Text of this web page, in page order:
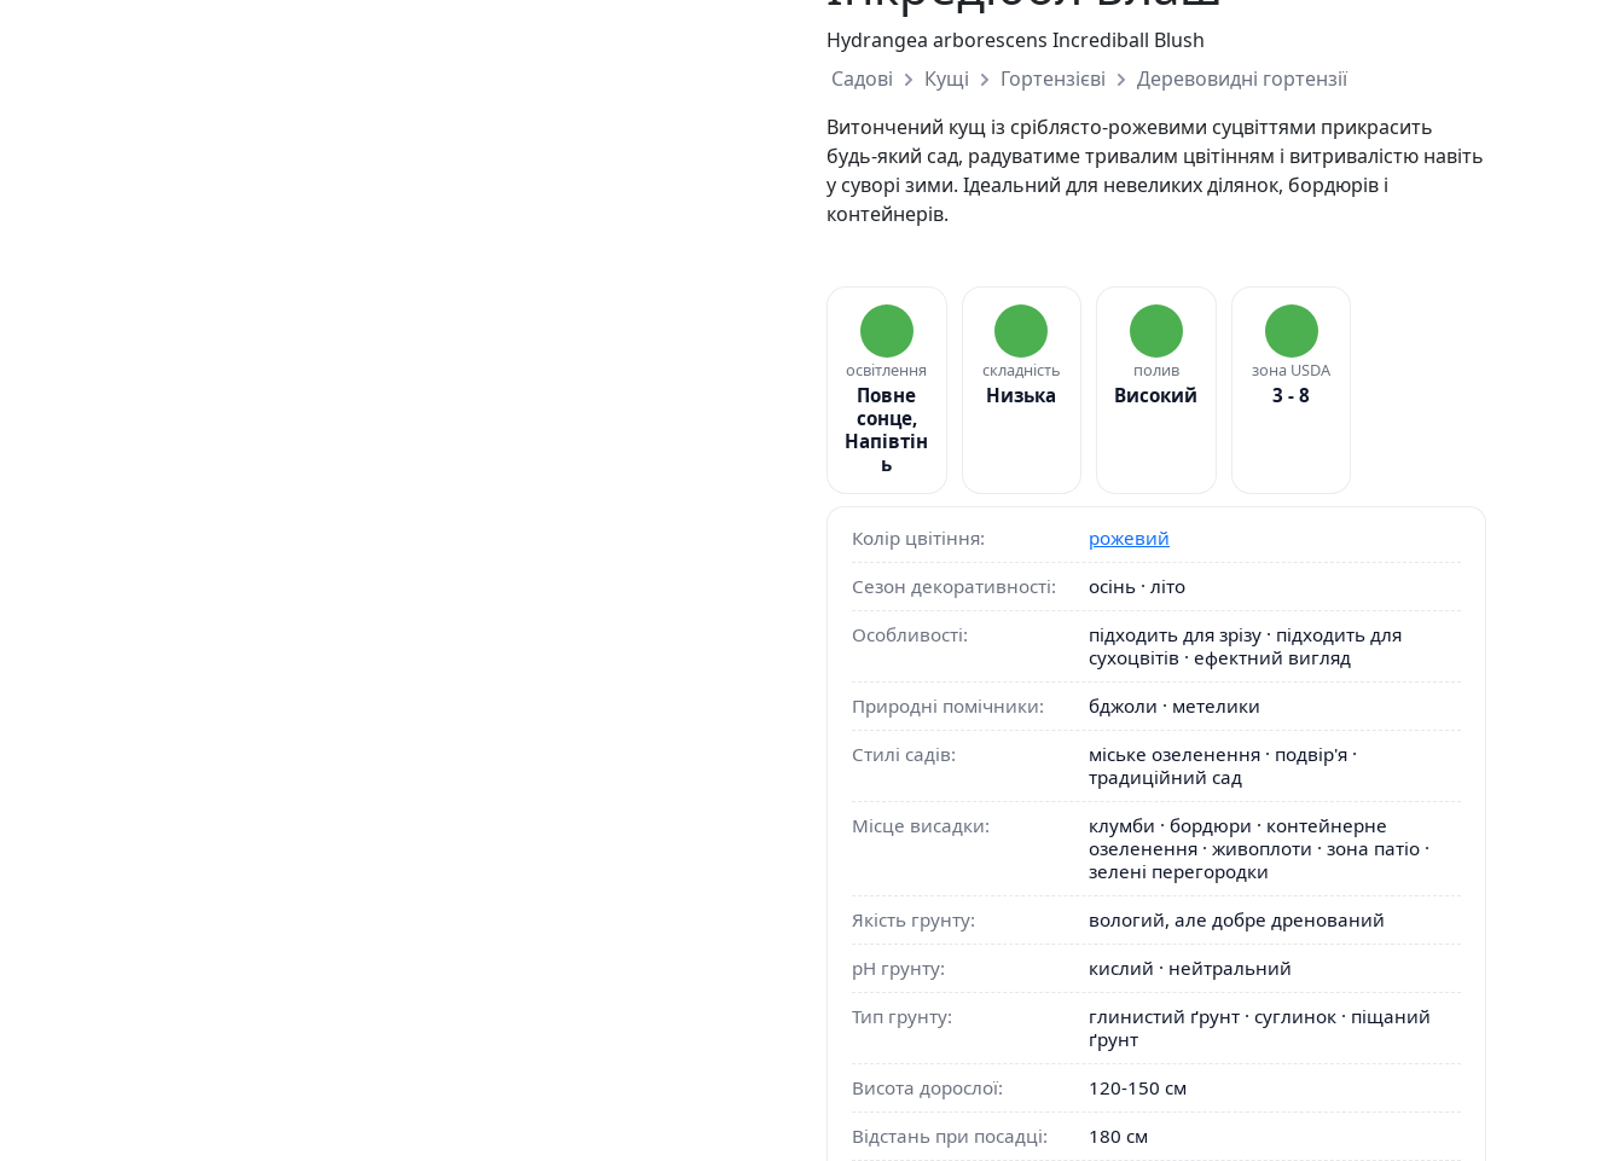
Hydrangea arborescens Incrediball Blush
Садові
Кущі Гортензієві
Деревовидні гортензії
Витончений кущ із сріблясто-рожевими суцвіттями прикрасить
будь-який сад, радуватиме тривалим цвітінням і витривалістю навіть
у суворі зими. Ідеальний для невеликих ділянок, бордюрів і
контейнерів.
освітлення
Повне
сонце,
Напівтін
ь
складність
Низька
полив
Високий
зона USDA
3 - 8
Колір цвітіння:
рожевий
Сезон декоративності:
осінь · літо
Особливості:
підходить для зрізу · підходить для
сухоцвітів · ефектний вигляд
Природні помічники:
бджоли · метелики
Стилі садів:
міське озеленення · подвір'я ·
традиційний сад
Місце висадки:
клумби · бордюри · контейнерне
озеленення · живоплоти · зона патіо ·
зелені перегородки
Якість грунту:
вологий, але добре дренований
pH грунту:
кислий · нейтральний
Тип грунту:
глинистий ґрунт · суглинок · піщаний
ґрунт
Висота дорослої:
120-150 см
Відстань при посадці:
180 см